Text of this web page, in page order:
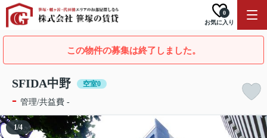
お気に入り
0
この物件の募集は終了しました。
SFIDA中野 空室0
- 管理/共益費 -
1/4